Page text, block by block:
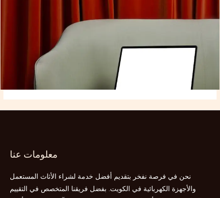
معلومات عنا
نحن في فرصة نفخر بتقديم أفضل خدمة لشراء الأثاث المستعمل
والأجهزة الكهربائية في الكويت. بفضل فريقنا المتخصص في التقييم